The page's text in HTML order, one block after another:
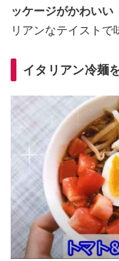
ッケージがかわいい
リアンなテイストで
イタリアン冷麺